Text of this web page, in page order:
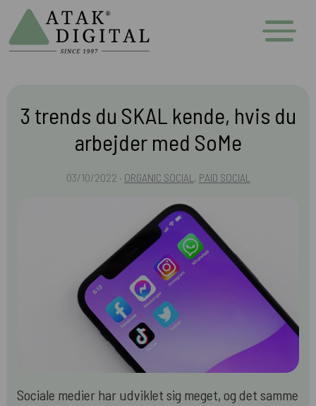
3 trends du SKAL kende, hvis du
arbejder med SoMe
03/10/2022 · ORGANIC SOCIAL , PAID SOCIAL
Sociale medier har udviklet sig meget, og det samme